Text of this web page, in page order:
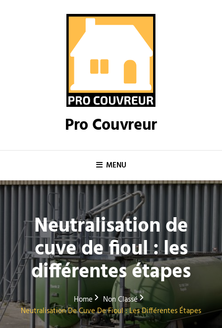
Pro Couvreur
MENU
Neutralisation de
cuve de fioul : les
différentes étapes
Home
Non Classé
Neutralisation De Cuve De Fioul : Les Différentes Étapes